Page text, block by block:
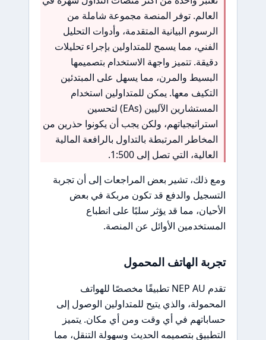
العالم. توفر المنصة مجموعة شاملة من
الرسوم البيانية المتقدمة، وأدوات التحليل
الفني، مما يسمح للمتداولين بإجراء تحليلات
دقيقة. تتميز واجهة الاستخدام بتصميمها
البسيط والمرن، مما يسهل على المبتدئين
التكيف معها. يمكن للمتداولين استخدام
المستشارين الآليين (EAs) لتحسين
استراتيجياتهم، ولكن يجب أن يكونوا حذرين من
المخاطر المرتبطة بالتداول بالرافعة المالية
العالية، التي تصل إلى 1:500.
ومع ذلك، تشير بعض المراجعات إلى أن تجربة
التسجيل والدفع قد تكون مربكة في بعض
الأحيان، مما قد يؤثر سلبًا على انطباع
المستخدمين الأوائل عن المنصة.
تجربة الهاتف المحمول
تقدم NEP AU تطبيقًا مخصصًا للهواتف
المحمولة، والذي يتيح للمتداولين الوصول إلى
حساباتهم في أي وقت ومن أي مكان. يتميز
التطبيق بتصميمه الحديث وسهولة التنقل، مما